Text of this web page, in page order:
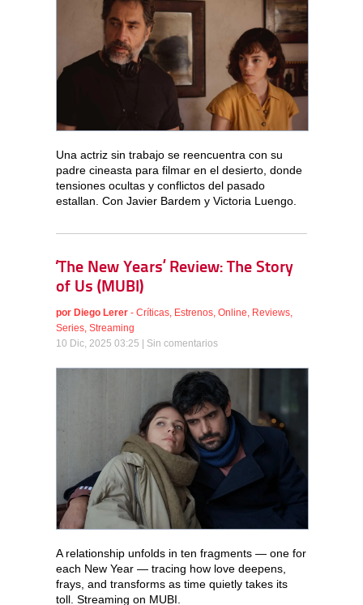
Una actriz sin trabajo se reencuentra con su
padre cineasta para filmar en el desierto, donde
tensiones ocultas y conflictos del pasado
estallan. Con Javier Bardem y Victoria Luengo.
‘The New Years’ Review: The Story
of Us (MUBI)
por Diego Lerer - Críticas, Estrenos, Online, Reviews,
Series, Streaming
10 Dic, 2025 03:25 | Sin comentarios
A relationship unfolds in ten fragments — one for
each New Year — tracing how love deepens,
frays, and transforms as time quietly takes its
toll. Streaming on MUBI.